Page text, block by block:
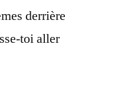
derrière
toi aller